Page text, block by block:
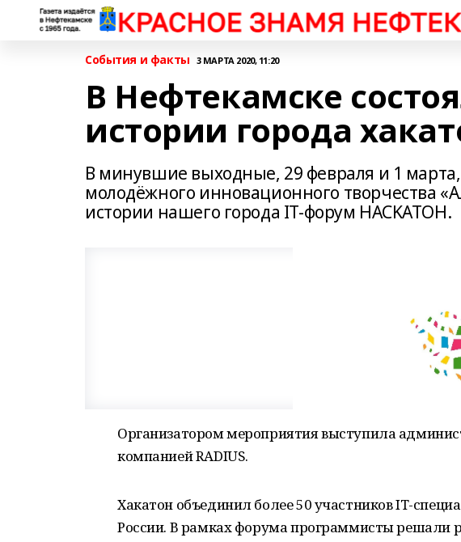
События и факты 3 МАРТА 2020, 11:20
В Нефтекамске
истории города
В минувшие выходные, 29 февраля и 1
молодёжного инновационного творчества
истории нашего города IT-форум HACKATOH.
Организатором мероприятия выступила
компанией RADIUS.
Хакатон объединил более 50 участников IT-
России. В рамках форума программисты решали